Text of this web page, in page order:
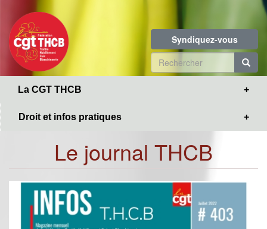
contenu
principal
Syndiquez-vous
Formulaire
de
La CGT THCB
Droit et infos pratiques
Le journal THCB